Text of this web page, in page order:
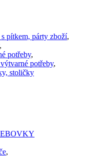
pítkem, párty zboží,
,
potřeby,
potřeby,
stoličky
,